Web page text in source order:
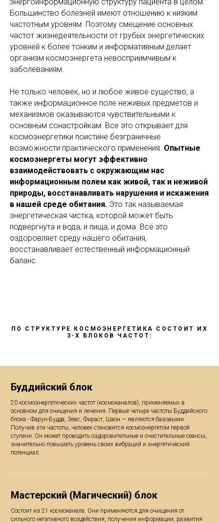
Большинство болезней имеют отношению к низким
частотным уровням. Поэтому смещение основных
частот жизнедеятельности от грубых энергетических
уровней к более тонким и информативным делает
организм космоэнергета невосприимчивым к
заболеваниям.
Не только человек, но и любое живое существо, а
также информационное поле неживых предметов и
механизмов оказываются чувствительными к
основным сонастройкам. Все это открывает для
космоэнергетики поистине безграничные
возможности практического применения. Опытные
космоэнергеты могут эффективно
взаимодействовать с окружающим нас
информационным полем как живой, так и неживой
природы, восстанавливать нарушения и искажения
в нашей среде обитания. Это так называемая
энергетическая чистка, которой может быть
подвергнута и вода, и пища, и дома. Всё это
оздоровляет среду нашего обитания,
восстанавливает естественный информационный
баланс.
ПО СТРУКТУРЕ КОСМОЭНЕРГЕТИКА СОСТОИТ ИХ
3-Х БЛОКОВ ЧАСТОТ:
Буддийский блок
20 космоэнергетических частот (космоканалов), применяемых в
основном для очищения и лечения. Первые четыре частоты Буддийского
блока - Фарун-Будда, Зевс, Фираст, Шаон — являются базовыми.
Получив эти частоты, человек становится космоэнергетом первой
ступени. Он может проводить оздоровительные и очистительные сеансы,
значительно повышать уровень своих вибраций и энергетический
потенциал.⠀
Мастерский (Магический) блок
Состоит из 21 космоканала. Они применяются для очищения от
сильного негативного воздействия, получения информации, развития